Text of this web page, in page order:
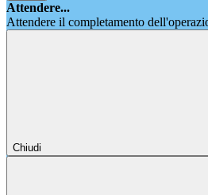
Attendere...
Attendere il completamento
Chiudi